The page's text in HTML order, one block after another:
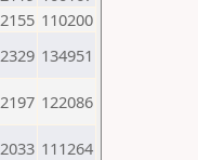
2155 110200
2329 134951
2197 122086
2033 111264